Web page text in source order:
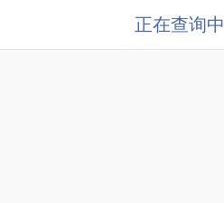
正在查询中